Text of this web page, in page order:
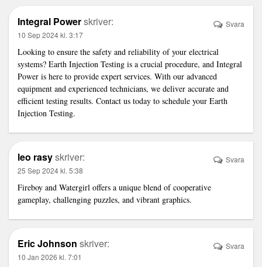
Integral Powerskriver:
10 Sep 2024 kl. 3:17
Looking to ensure the safety and reliability of your electrical
systems? Earth Injection Testing is a crucial procedure, and Integral
Power is here to provide expert services. With our advanced
equipment and experienced technicians, we deliver accurate and
efficient testing results. Contact us today to schedule your Earth
Injection Testing.
Svara
leo rasyskriver:
25 Sep 2024 kl. 5:38
Fireboy and Watergirl offers a unique blend of cooperative
gameplay, challenging puzzles, and vibrant graphics.
Svara
Eric Johnson skriver:
10 Jan 2026 kl. 7:01
Svara